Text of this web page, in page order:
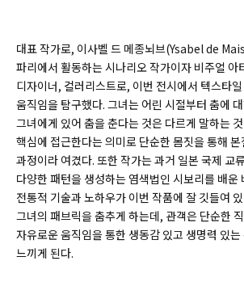
대표 작가로, 이사벨 드 메종뇌브(Ysabel de
파리에서 활동하는 시나리오 작가이자 비주얼 아
디자이너, 컬러리스트로, 이번 전시에서 텍스타
움직임을 탐구했다. 그녀는 어린 시절부터 춤에
그녀에게 있어 춤을 춘다는 것은 다르게 말하는
핵심에 접근한다는 의미로 단순한 몸짓을 통해
과정이라 여겼다. 또한 작가는 과거 일본 국제 교
다양한 패턴을 생성하는 염색법인 시보리를 배운
전통적 기술과 노하우가 이번 작품에 잘 깃들여
그녀의 패브릭을 춤추게 하는데, 관객은 단순한
자유로운 움직임을 통한 생동감 있고 생명력 있
느끼게 된다.